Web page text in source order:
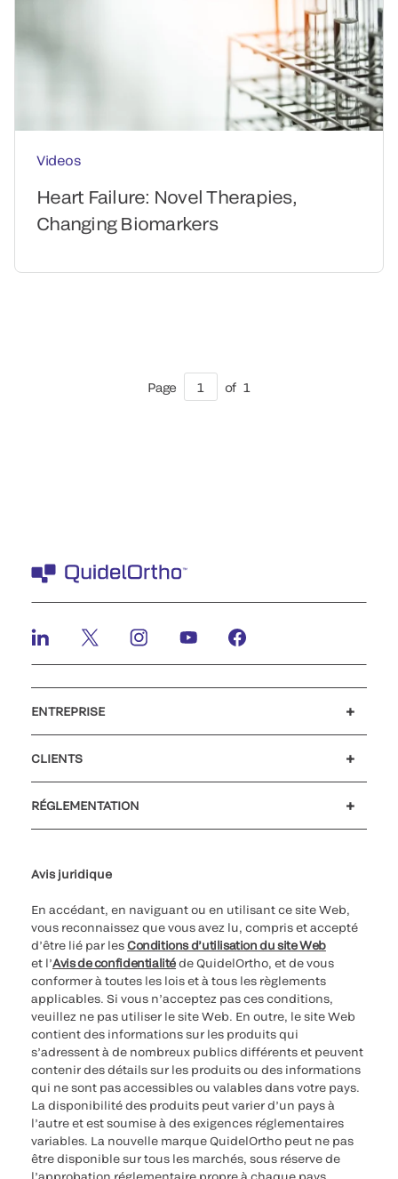
Videos
Heart Failure: Novel Therapies,
Changing Biomarkers
Page 1 of 1
ENTREPRISE
CLIENTS
RÉGLEMENTATION
Avis juridique
En accédant, en naviguant ou en utilisant ce site Web,
vous reconnaissez que vous avez lu, compris et accepté
d’être lié par lesConditions d’utilisation du site Web
et l’Avis de confidentialitéde QuidelOrtho, et de vous
conformer à toutes les lois et à tous les règlements
applicables. Si vous n’acceptez pas ces conditions,
veuillez ne pas utiliser le site Web. En outre, le site Web
contient des informations sur les produits qui
s’adressent à de nombreux publics différents et peuvent
contenir des détails sur les produits ou des informations
qui ne sont pas accessibles ou valables dans votre pays.
La disponibilité des produits peut varier d’un pays à
l’autre et est soumise à des exigences réglementaires
variables. La nouvelle marque QuidelOrtho peut ne pas
être disponible sur tous les marchés, sous réserve de